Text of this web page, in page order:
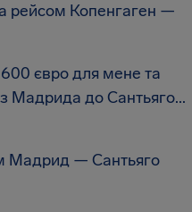
рейсом Копенгаген —
євро для мене та
Мадрида до Сантьяго...
Мадрид — Сантьяго